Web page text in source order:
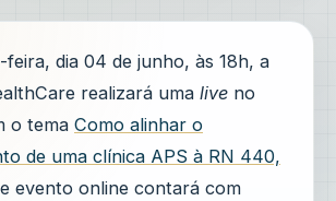
feira, dia 04 de junho, às 18h, a
realizará uma live no
o tema Como alinhar o
de uma clínica APS à RN 440,
evento online contará com